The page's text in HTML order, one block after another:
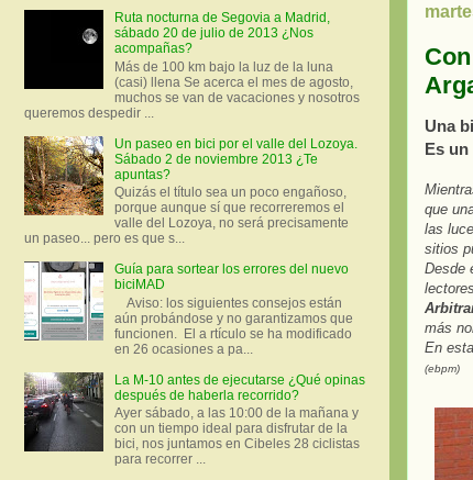
Una
Es
que
las
sitios
Desde
lectores.
más
En
(ebpm)
Ruta nocturna de Segovia a Madrid,
sábado 20 de julio de 2013 ¿Nos
acompañas?
Más de 100 km bajo la luz de la luna
(casi) llena Se acerca el mes de agosto,
muchos se van de vacaciones y nosotros
queremos despedir ...
Un paseo en bici por el valle del Lozoya.
Sábado 2 de noviembre 2013 ¿Te
apuntas?
Quizás el título sea un poco engañoso,
porque aunque sí que recorreremos el
valle del Lozoya, no será precisamente
un paseo... pero es que s...
Guía para sortear los errores del nuevo
biciMAD
Aviso: los siguientes consejos están
aún probándose y no garantizamos que
funcionen. El a rtículo se ha modificado
en 26 ocasiones a pa...
La M-10 antes de ejecutarse ¿Qué opinas
después de haberla recorrido?
Ayer sábado, a las 10:00 de la mañana y
con un tiempo ideal para disfrutar de la
bici, nos juntamos en Cibeles 28 ciclistas
para recorrer ...